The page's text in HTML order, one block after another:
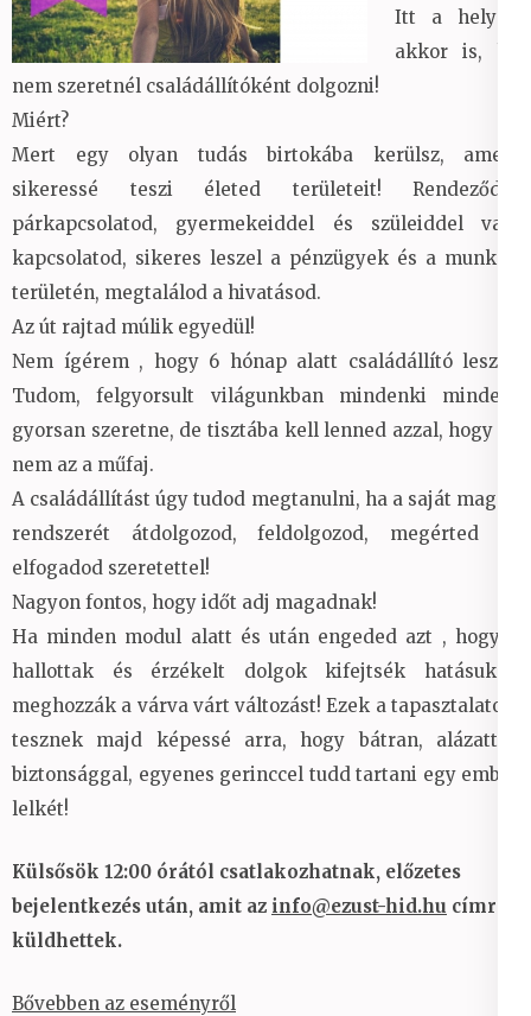
Itt a helyed
akkor is, ha
nem szeretnél családállítóként dolgozni!
Miért?
Mert egy olyan tudás birtokába kerülsz, amely
sikeressé teszi életed területeit! Rendeződik
párkapcsolatod, gyermekeiddel és szüleiddel való
kapcsolatod, sikeres leszel a pénzügyek és a munkád
területén, megtalálod a hivatásod.
Az út rajtad múlik egyedül!
Nem ígérem , hogy 6 hónap alatt családállító leszel!
Tudom, felgyorsult világunkban mindenki mindent
gyorsan szeretne, de tisztába kell lenned azzal, hogy ez
nem az a műfaj.
A családállítást úgy tudod megtanulni, ha a saját magad
rendszerét átdolgozod, feldolgozod, megérted és
elfogadod szeretettel!
Nagyon fontos, hogy időt adj magadnak!
Ha minden modul alatt és után engeded azt , hogy a
hallottak és érzékelt dolgok kifejtsék hatásukat,
meghozzák a várva várt változást! Ezek a tapasztalatok,
tesznek majd képessé arra, hogy bátran, alázattal,
biztonsággal, egyenes gerinccel tudd tartani egy ember
lelkét!
Külsősök 12:00 órától csatlakozhatnak, előzetes
bejelentkezés után, amit az info@ezust-hid.hu címre
küldhettek.
Bővebben az eseményről